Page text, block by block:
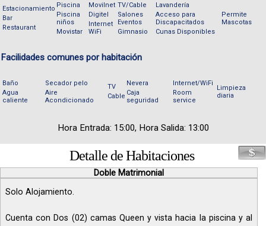
Estacionamiento
Bar
Restaurant
Piscina
Piscina
niños
Movistar
Movilnet
Digitel
Internet
WiFi
TV/Cable
Salones
Eventos
Gimnasio
Lavandería
Acceso para
Discapacitados
Cunas Disponibles
Permite
Mascotas
Facilidades comunes por habitación
Baño
Agua
caliente
Secador pelo
Aire
Acondicionado
TV
Cable
Nevera
Caja
seguridad
Internet/WiFi
Room
service
Limpieza
diaria
Hora Entrada: 15:00, Hora Salida: 13:00
Detalle de Habitaciones
Doble Matrimonial
Solo Alojamiento.
Cuenta con Dos (02) camas Queen y vista hacia la piscina y al